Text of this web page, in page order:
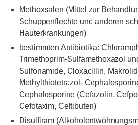
Methoxsalen (Mittel zur
Schuppenflechte und anderen
Hauterkrankungen)
bestimmten Antibiotika:
Trimethoprim-Sulfamethoxazol
Sulfonamide, Cloxacillin,
Methylthiotetrazol-
Cephalosporine (Cefazolin,
Cefotaxim, Ceftibuten)
Disulfiram